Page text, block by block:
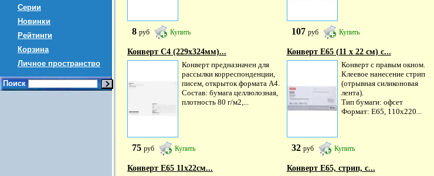
Серии
Новинки
Рейтинги
Корзина
Личное пространство
Поиск
8 руб Купить 107 руб Купить
Конверт С4 (229х324мм)...
Конверт предназначен для
рассылки корреспонденции,
писем, открыток формата А4.
Состав: бумага целлюлозная,
плотность 80 г/м2,...
75 руб Купить
Конверт Е65 (11 х 22 см) с...
Конверт с правым окном.
Клеевое нанесение стрип
(отрывная силиконовая
лента).
Тип бумаги: офсет
Формат: Е65, 110х220...
32 руб Купить
Конверт Е65 11х22см...
Конверт Е65, стрип, с...